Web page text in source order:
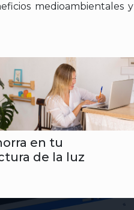
medioambientales y
en tu
de la luz